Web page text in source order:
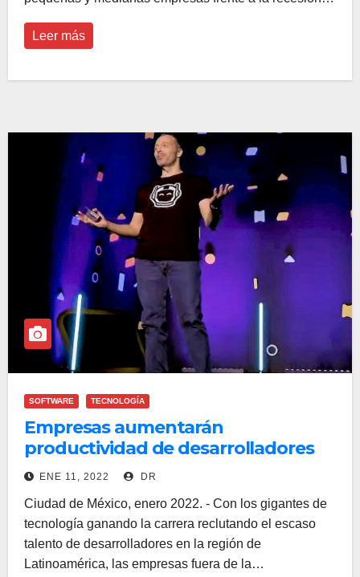
Leer más
SOFTWARE TECNOLOGÍA
Empresas aumentarán
productividad de desarrolladores
ENE 11, 2022 DR
Ciudad de México, enero 2022. - Con los gigantes de
tecnología ganando la carrera reclutando el escaso
talento de desarrolladores en la región de
Latinoamérica, las empresas fuera de la…